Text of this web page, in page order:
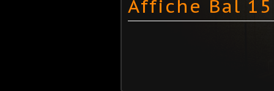
Affiche Bal